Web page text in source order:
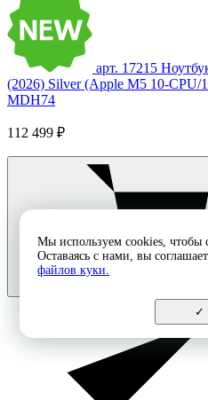
арт. 17215
(2026) Silver (Apple M5 10-CPU/
MDH74
112 499 ₽
Мы используем cookies, чтобы
Оставаясь с нами, вы
файлов куки.
✓